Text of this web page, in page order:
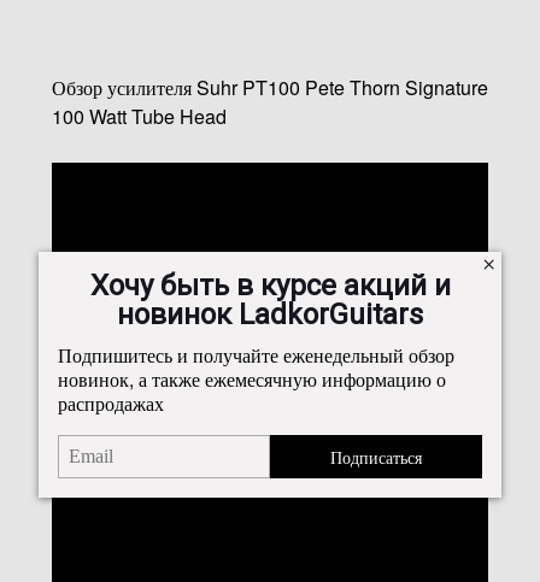
Обзор усилителя Suhr PT100 Pete Thorn Signature
100 Watt Tube Head
Хочу быть в курсе акций и
новинок LadkorGuitars
Подпишитесь и получайте еженедельный обзор
новинок, а также ежемесячную информацию о
распродажах
Подписаться